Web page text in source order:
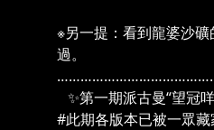
※另一提：看到龍婆沙
過。
✨第一期派古曼“望冠
#此期各版本已被一眾藏